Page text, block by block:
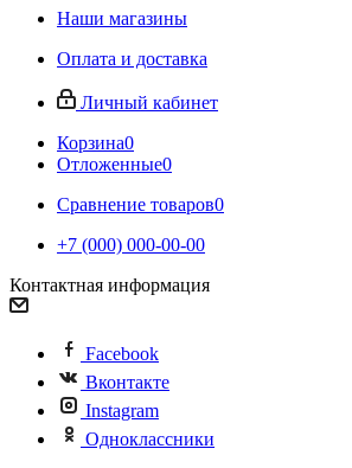
Наши магазины
Оплата и доставка
Личный кабинет
Корзина0
Отложенные0
Сравнение товаров0
+7 (000) 000-00-00
Контактная информация
Facebook
Вконтакте
Instagram
Одноклассники